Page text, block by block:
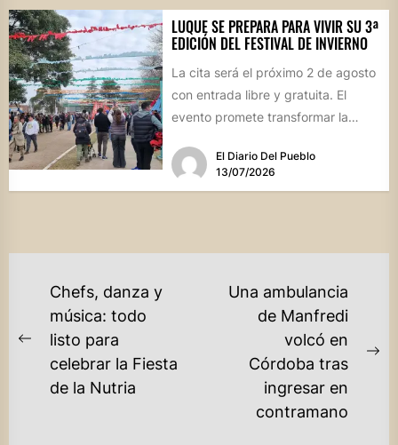
LUQUE SE PREPARA PARA VIVIR SU 3ª
EDICIÓN DEL FESTIVAL DE INVIERNO
La cita será el próximo 2 de agosto
con entrada libre y gratuita. El
evento promete transformar la
El Diario Del Pueblo
13/07/2026
NAVEGACIÓN
ENTRADAS
Previous
post:
Chefs, danza y
música: todo
listo para
celebrar la Fiesta
de la Nutria
Una ambulancia
de Manfredi
volcó en
Córdoba tras
ingresar en
contramano